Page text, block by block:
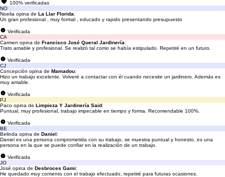
100% verificadas
NO
Noelia opina de La Llar Florida:
Un gran profesional , muy formal , educado y rapido presentando presupuesto
Verificada
CA
Carmen opina de Francisco José Queral Jardinería:
Trato amable y profesional. Se realizó tal como se había estipulado. Repetiré en un futuro.
Verificada
CJ
Concepción opina de Mamadou:
Hizo un trabajo excelente. Volveré a contactar con él cuando necesite un jardinero. Además es
muy amable.
Verificada
PJ
Paco opina de Limpieza Y Jardinería Said:
Puntual, muy profesional, trabajo impecable en tiempo y forma. Recomendable 100%.
Verificada
BE
Belinda opina de Daniel:
Daniel es una persona comprometida con su trabajo, se muestra puntual y honesto, es una
persona en la que se puede confiar en la realización de un trabajo.
Verificada
JO
José opina de Desbroces Gami:
He quedado muy contento con el trabajo efectuado, repetiré para futuras ocasiones.